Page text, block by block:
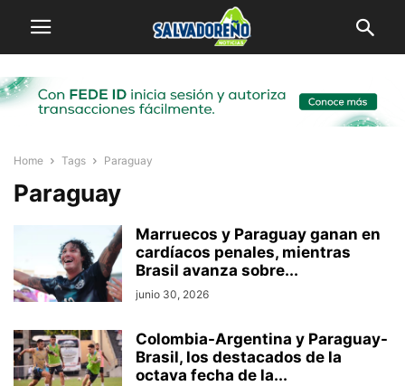
Home Tags Paraguay
Paraguay
Marruecos y Paraguay ganan en
cardíacos penales, mientras
Brasil avanza sobre...
junio 30, 2026
Colombia-Argentina y Paraguay-
Brasil, los destacados de la
octava fecha de la...